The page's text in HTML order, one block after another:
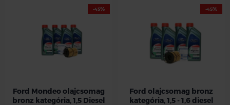
-45%
Ford Mondeo olajcsomag
bronz kategória, 1,5 Diesel
-45%
Ford olajcsomag bronz
kategória, 1,5 - 1,6 diesel